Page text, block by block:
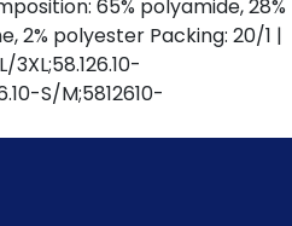
65% polyamide, 28%
2% polyester Packing: 20/1 |
3XL;58.126.10-
S/M;5812610-